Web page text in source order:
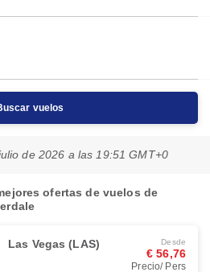
vuelos
de 2026 a las 19:51 GMT+0
ofertas de vuelos de
Las Vegas (LAS) Desde
€ 56,76
Precio/ Pers